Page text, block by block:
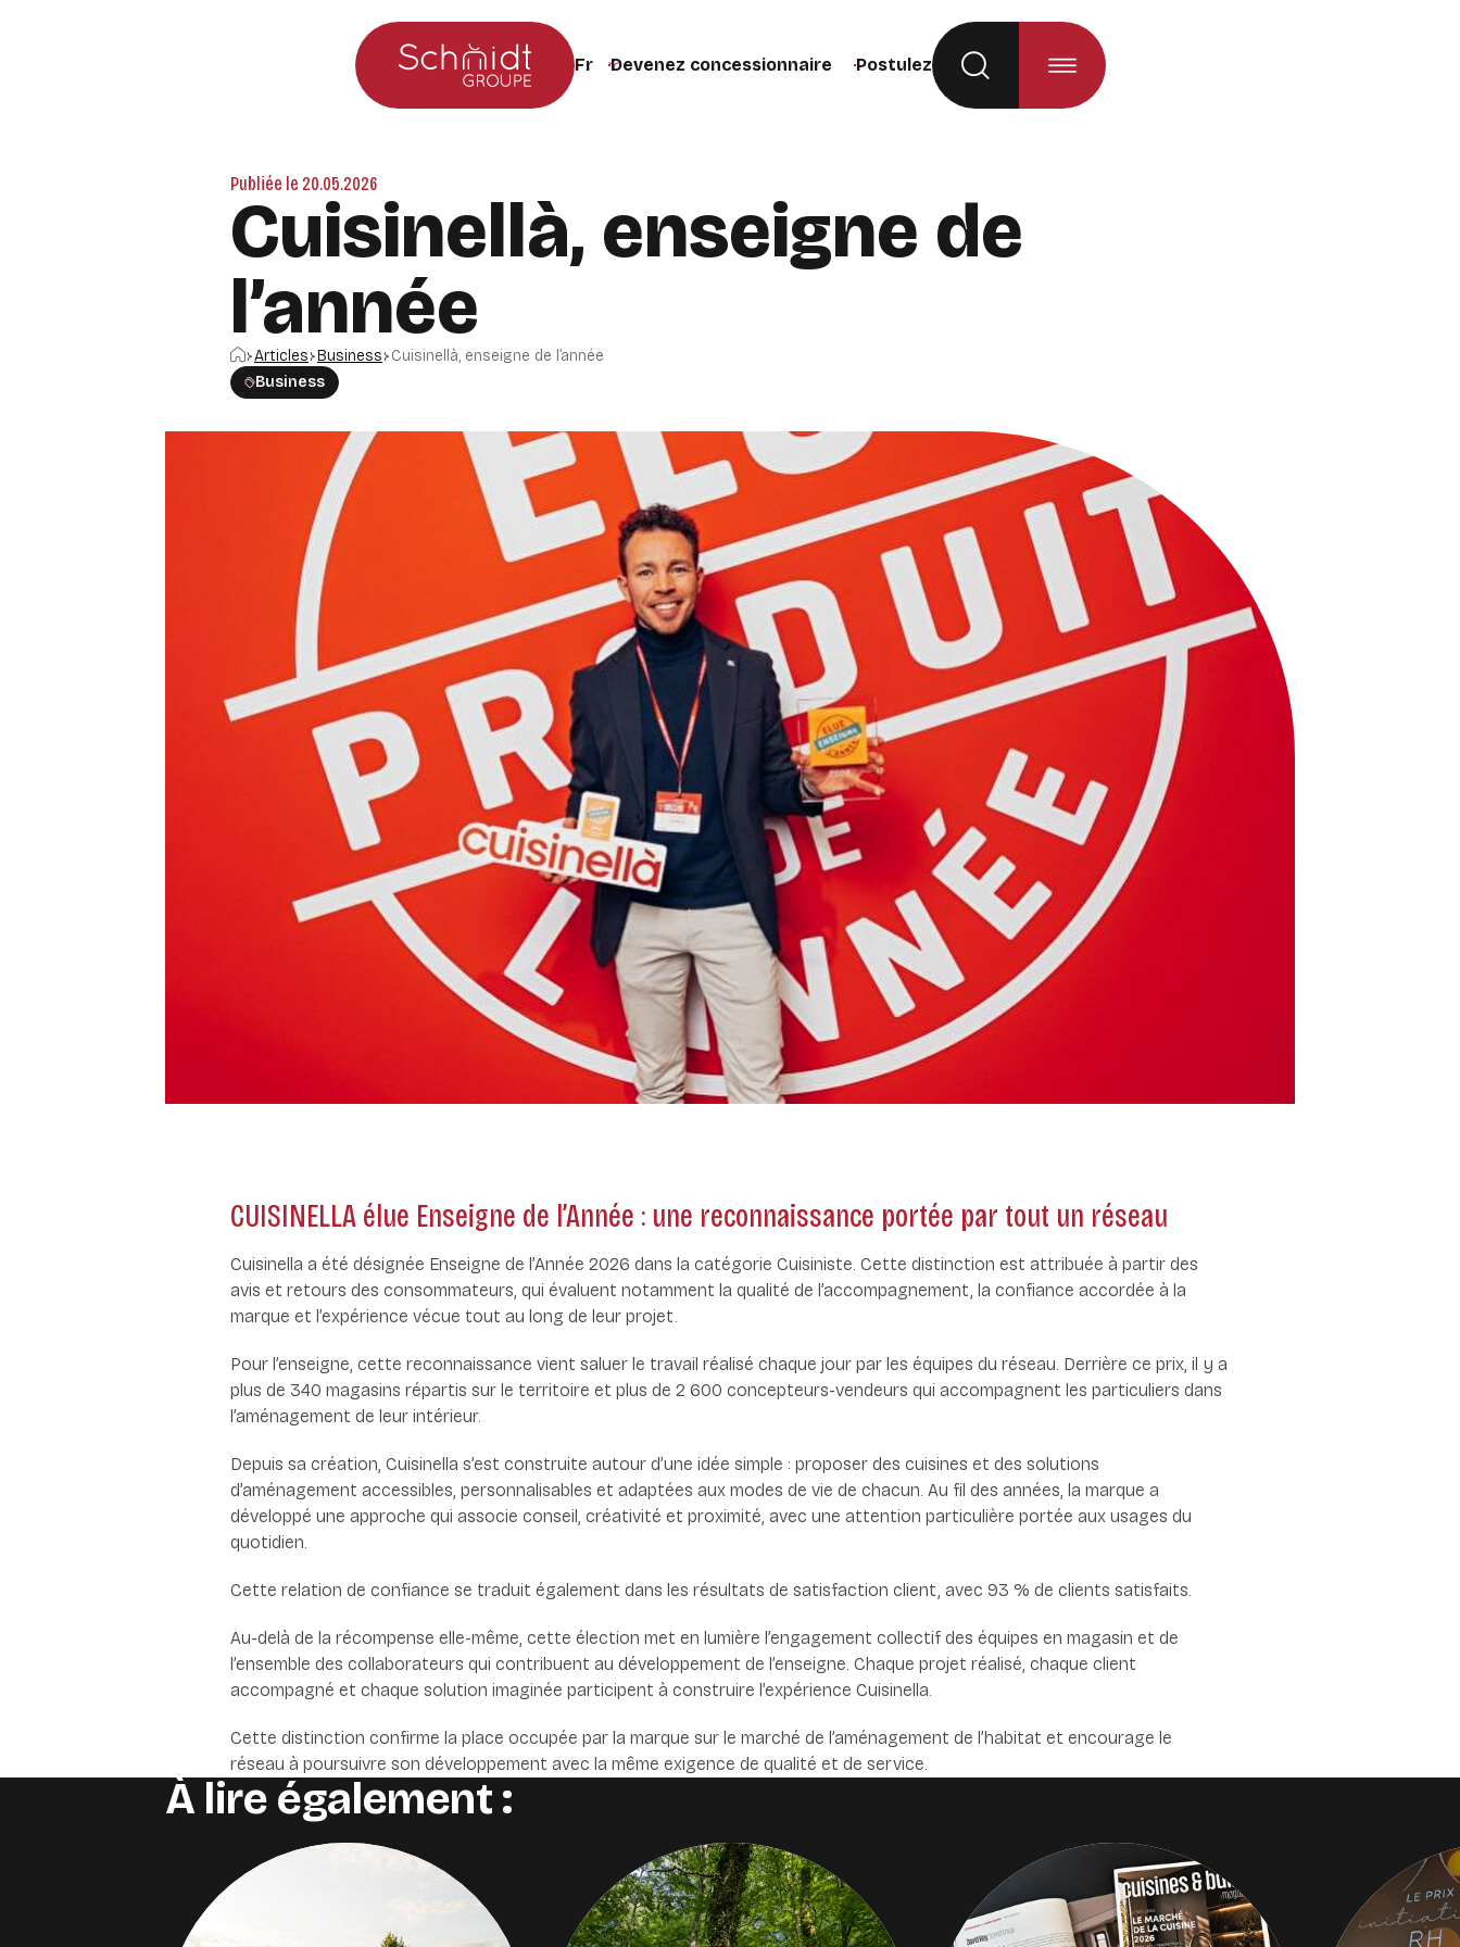
Changer la langue du site (recharge la page lors de la sélection)
Devenez concessionnaire Postulez
Publiée le 20.05.2026
Cuisinellà, enseigne de
l’année
Accueil
Articles Business Cuisinellà, enseigne de l’année
Business
CUISINELLA élue Enseigne de l’Année : une reconnaissance portée par tout un réseau
Cuisinella a été désignée Enseigne de l’Année 2026 dans la catégorie Cuisiniste. Cette distinction est attribuée à partir des
avis et retours des consommateurs, qui évaluent notamment la qualité de l’accompagnement, la confiance accordée à la
marque et l’expérience vécue tout au long de leur projet.
Pour l’enseigne, cette reconnaissance vient saluer le travail réalisé chaque jour par les équipes du réseau. Derrière ce prix, il y a
plus de 340 magasins répartis sur le territoire et plus de 2 600 concepteurs-vendeurs qui accompagnent les particuliers dans
l’aménagement de leur intérieur.
Depuis sa création, Cuisinella s’est construite autour d’une idée simple : proposer des cuisines et des solutions
d’aménagement accessibles, personnalisables et adaptées aux modes de vie de chacun. Au fil des années, la marque a
développé une approche qui associe conseil, créativité et proximité, avec une attention particulière portée aux usages du
quotidien.
Cette relation de confiance se traduit également dans les résultats de satisfaction client, avec 93 % de clients satisfaits.
Au-delà de la récompense elle-même, cette élection met en lumière l’engagement collectif des équipes en magasin et de
l’ensemble des collaborateurs qui contribuent au développement de l’enseigne. Chaque projet réalisé, chaque client
accompagné et chaque solution imaginée participent à construire l’expérience Cuisinella.
Cette distinction confirme la place occupée par la marque sur le marché de l’aménagement de l’habitat et encourage le
réseau à poursuivre son développement avec la même exigence de qualité et de service.
À lire également :